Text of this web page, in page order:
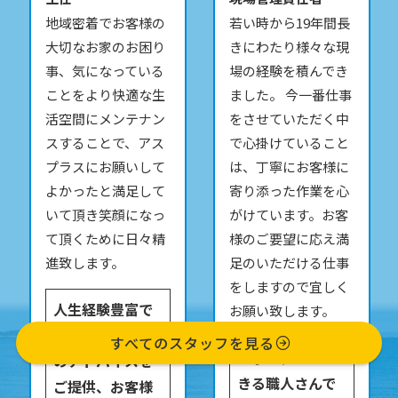
地域密着でお客様の
大切なお家のお困り
事、気になっている
ことをより快適な生
活空間にメンテナン
スすることで、アス
プラスにお願いして
よかったと満足して
いて頂き笑顔になっ
て頂くために日々精
進致します。
人生経験豊富で
様々な角度から
のアドバイスを
ご提供、お客様
若い時から19年間長
きにわたり様々な現
場の経験を積んでき
ました。 今一番仕事
をさせていただく中
で心掛けていること
は、丁寧にお客様に
寄り添った作業を心
がけています。お客
様のご要望に応え満
足のいただける仕事
をしますので宜しく
お願い致します。
丁寧な仕事がで
きる職人さんで
すべてのスタッフを見る